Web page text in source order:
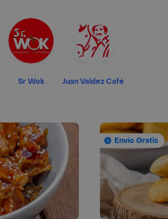
Sr Wok Juan Valdez Café
Envío Gratis